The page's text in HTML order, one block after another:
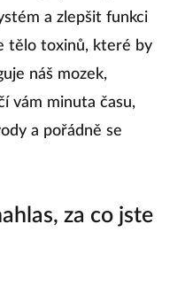
a zlepšit funkci
tělo toxinů, které by
náš mozek,
vám minuta času,
a pořádně se
za co jste